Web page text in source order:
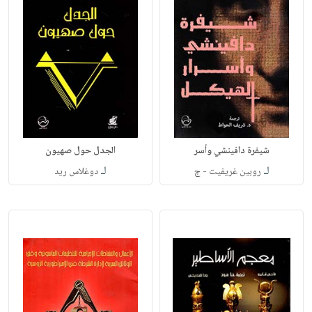
شيفرة دافينشي وأسر
لـ روبين غريفيت - ج
الجدل حول صهيون
لـدوغلاس ريد